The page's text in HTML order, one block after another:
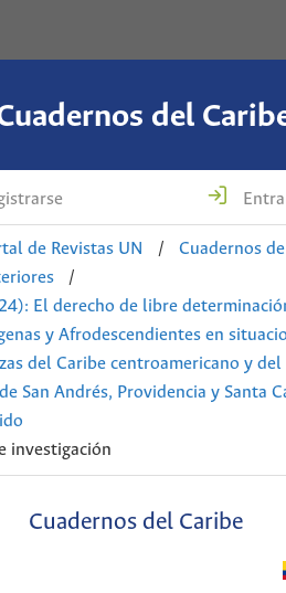
del
de Revistas UN /
Cuadernos
/
El derecho de libre
y Afrodescendientes en
del Caribe centroamericano y del
San Andrés, Providencia y Santa
investigación
Cuadernos del Caribe